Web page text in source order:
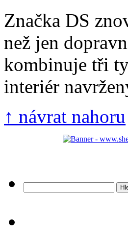
Značka DS
než jen
kombinuje tři
interiér
↑ návrat nahoru